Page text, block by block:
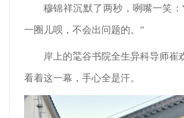
穆锦祥沉默了两秒，咧嘴一笑
一圈儿呗，不会出问题的。”
岸上的毣谷书院全生异科导师崔
看着这一幕，手心全是汗。